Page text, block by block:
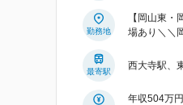
勤務地
【岡山東
場あり＼＼
最寄駅
西大寺駅、
年収504万